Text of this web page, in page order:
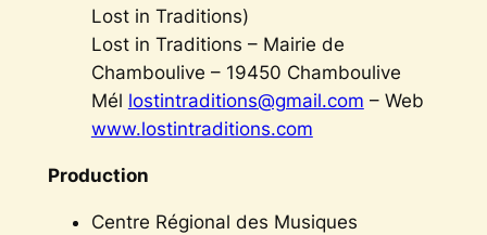
Lost in Traditions)
Lost in Traditions – Mairie de
Chamboulive – 19450 Chamboulive
Mél lostintraditions@gmail.com – Web
www.lostintraditions.com
Production
Centre Régional des Musiques